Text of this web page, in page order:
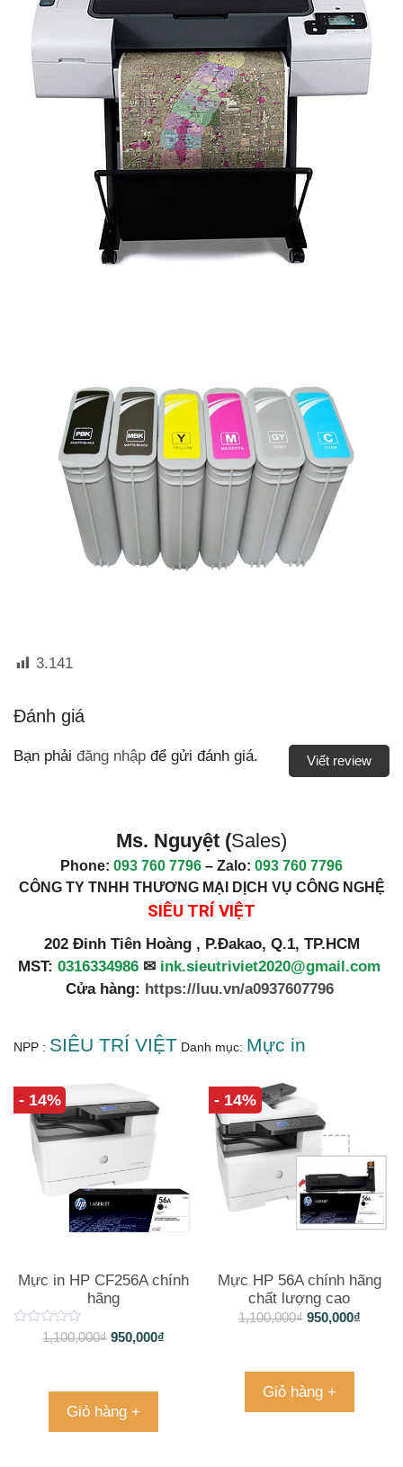
3.141
Đánh giá
Viết review
Bạn phải đăng nhập để gửi đánh giá.
Ms. Nguyệt (Sales)
Phone: 093 760 7796 – Zalo: 093 760 7796
CÔNG TY TNHH THƯƠNG MẠI DỊCH VỤ CÔNG NGHỆ
SIÊU TRÍ VIỆT
202 Đinh Tiên Hoàng , P.Đakao, Q.1, TP.HCM
MST: 0316334986 ✉ ink.sieutriviet2020@gmail.com
Cửa hàng: https://luu.vn/a0937607796
NPP : SIÊU TRÍ VIỆT Danh mục: Mực in
- 14%
Mực in HP CF256A chính
hãng
1,100,000₫ 950,000₫
Giỏ hàng +
- 14%
Mực HP 56A chính hãng
chất lượng cao
1,100,000₫ 950,000₫
Giỏ hàng +